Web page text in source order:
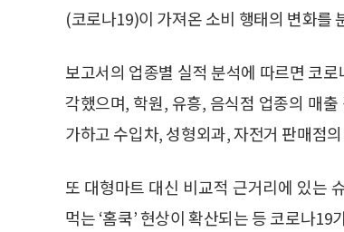
(코로나19)이 가져온 소비 행태의 변화를
보고서의 업종별 실적 분석에 따르면 코
각했으며, 학원, 유흥, 음식점 업종의 매
가하고 수입차, 성형외과, 자전거 판매점
또 대형마트 대신 비교적 근거리에 있는
먹는 ‘홈쿡’ 현상이 확산되는 등 코로나